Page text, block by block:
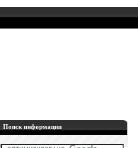
Поиск информации